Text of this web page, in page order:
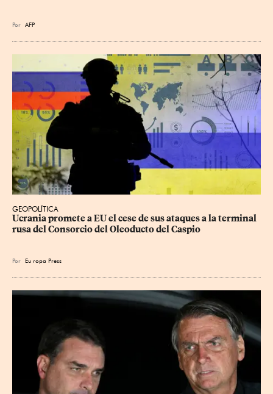
Por AFP
GEOPOLÍTICA
Ucrania promete a EU el cese de sus ataques a la terminal
rusa del Consorcio del Oleoducto del Caspio
Por Eu ropa Press